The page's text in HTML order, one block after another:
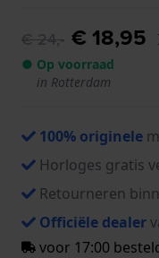
€ 24,- € 18,95
● Op voorraad
in Rotterdam
100% originele
Horloges gratis
Retourneren
Officiële dealer
voor 17:00